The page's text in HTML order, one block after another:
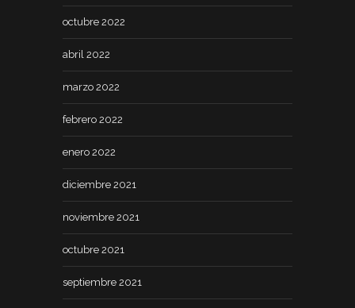
octubre 2022
abril 2022
marzo 2022
febrero 2022
enero 2022
diciembre 2021
noviembre 2021
octubre 2021
septiembre 2021